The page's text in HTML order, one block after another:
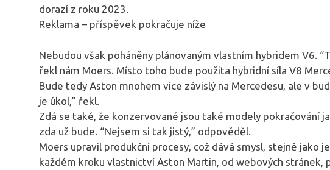
dorazí z roku 2023.
Reklama – příspěvek pokračuje níže
Nebudou však poháněny plánovaným vlastním hybridem V6.
řekl nám Moers. Místo toho bude použita hybridní síla V8
Bude tedy Aston mnohem více závislý na Mercedesu, ale v
je úkol,” řekl.
Zdá se také, že konzervované jsou také modely pokračování
zda už bude. “Nejsem si tak jistý,” odpověděl.
Moers upravil produkční procesy, což dává smysl, stejně jako
každém kroku vlastnictví Aston Martin, od webových stránek,